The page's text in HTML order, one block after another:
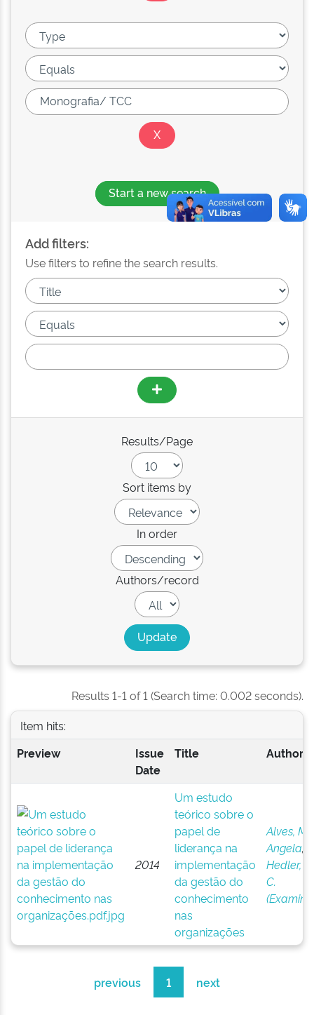
Start a new search
Add filters:
Use filters to refine the search results.
Results/Page
Sort items by
In order
Authors/record
Results 1-1 of 1 (Search time: 0.002 seconds).
Item hits:
Preview
Issue
Date
Title
2014
Um estudo
teórico sobre o
papel de
liderança na
implementação
da gestão do
conhecimento
nas
organizações
Alves,
Angela;
Hedler,
C.
previous 1 next